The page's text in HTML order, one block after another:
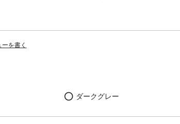
ーを書く
ダークグレー